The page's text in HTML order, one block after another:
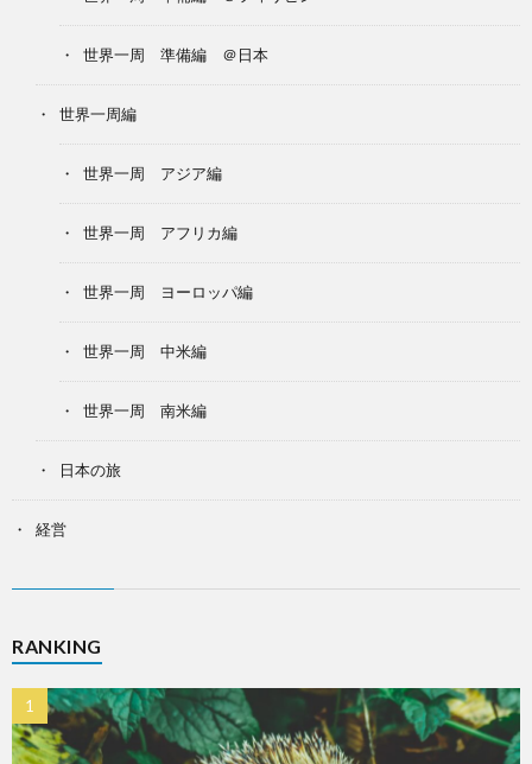
世界一周 準備編 ＠日本
世界一周編
世界一周 アジア編
世界一周 アフリカ編
世界一周 ヨーロッパ編
世界一周 中米編
世界一周 南米編
日本の旅
経営
RANKING